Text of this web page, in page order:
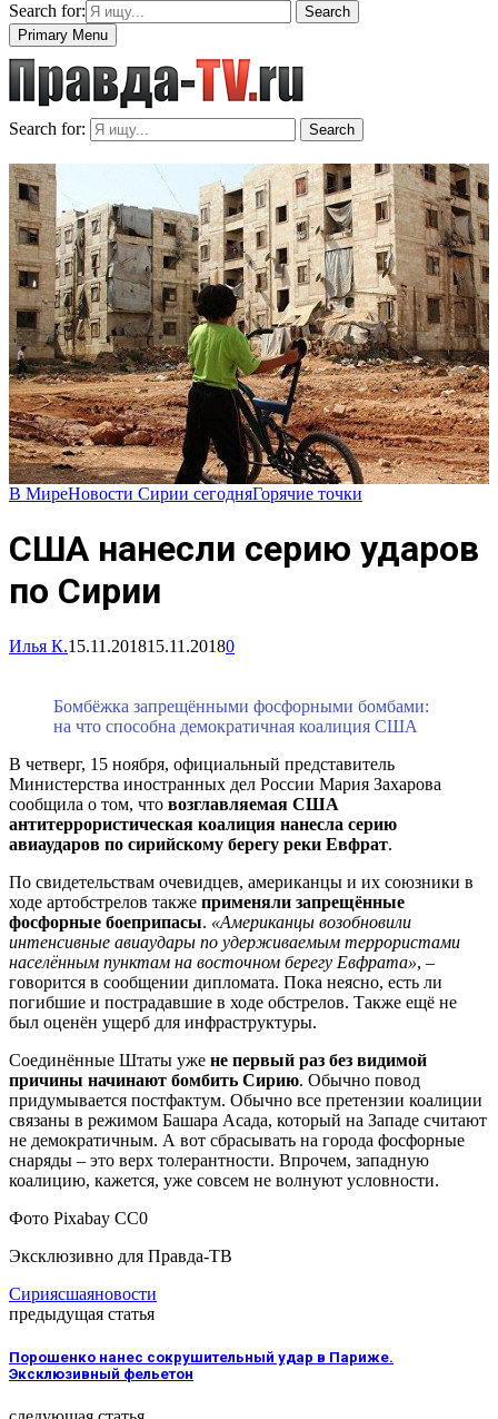
Search for:
Search
Primary Menu
Search for: Search
В МиреНовости Сирии сегодняГорячие точки
США нанесли серию ударов
по Сирии
Илья К.15.11.201815.11.20180
Бомбёжка запрещёнными фосфорными бомбами:
на что способна демократичная коалиция США
В четверг, 15 ноября, официальный представитель
Министерства иностранных дел России Мария Захарова
сообщила о том, что возглавляемая США
антитеррористическая коалиция нанесла серию
авиаударов по сирийскому берегу реки Евфрат.
По свидетельствам очевидцев, американцы и их союзники в
ходе артобстрелов также применяли запрещённые
фосфорные боеприпасы. «Американцы возобновили
интенсивные авиаудары по удерживаемым террористами
населённым пунктам на восточном берегу Евфрата», –
говорится в сообщении дипломата. Пока неясно, есть ли
погибшие и пострадавшие в ходе обстрелов. Также ещё не
был оценён ущерб для инфраструктуры.
Соединённые Штаты уже не первый раз без видимой
причины начинают бомбить Сирию. Обычно повод
придумывается постфактум. Обычно все претензии коалиции
связаны в режимом Башара Асада, который на Западе считают
не демократичным. А вот сбрасывать на города фосфорные
снаряды – это верх толерантности. Впрочем, западную
коалицию, кажется, уже совсем не волнуют условности.
Фото Pixabay СС0
Эксклюзивно для Правда-ТВ
Сириясшаяновости
предыдущая статья
Порошенко нанес сокрушительный удар в Париже.
Эксклюзивный фельетон